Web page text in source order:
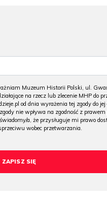
Muzeum Historii Polski, ul.
na rzecz lub zlecenie MHP do
od dnia wyrażenia tej zgody do
nie wpływa na zgodność z
a, że przysługuje mi prawo
wobec przetwarzania.